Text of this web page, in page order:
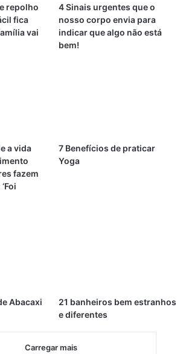
repolho
fica
vai
4 Sinais urgentes que o
nosso corpo envia para
indicar que algo não está
bem!
a vida
fazem
7 Benefícios de praticar
Yoga
Abacaxi
21 banheiros bem estranhos
e diferentes
Carregar mais